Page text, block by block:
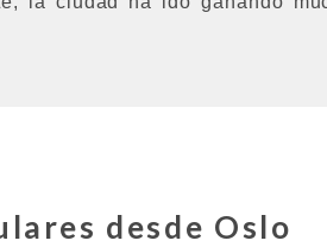
desde Oslo